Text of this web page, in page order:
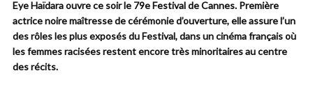
Eye Haïdara ouvre ce soir le 79e Festival de Cannes. Première
actrice noire maîtresse de cérémonie d’ouverture, elle assure l’un
des rôles les plus exposés du Festival, dans un cinéma français où
les femmes racisées restent encore très minoritaires au centre
des récits.